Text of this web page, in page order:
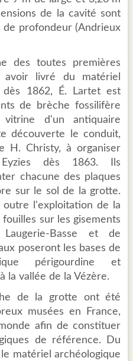
de la cavité sont
profondeur (Andrieux
des toutes premières
livré du matériel
dès 1862, É. Lartet est
de brèche fossilifère
d'un antiquaire
découverte le conduit,
H. Christy, à organiser
dès 1863. Ils
chacune des plaques
sur le sol de la grotte.
outre l'exploitation de la
sur les gisements
Basse et de
poseront les bases de
périgourdine et
la vallée de la Vézère.
de la grotte ont été
musées en France,
afin de constituer
de référence. Du
matériel archéologique